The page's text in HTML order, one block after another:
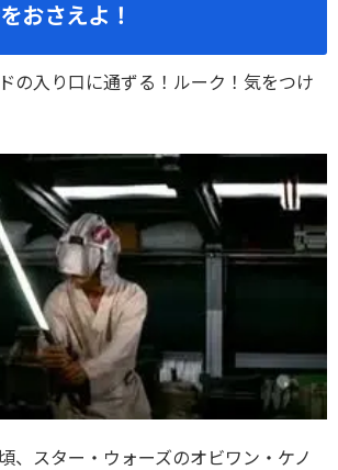
おさえよ！
の入り口に通ずる！ルーク！気をつけ
、スター・ウォーズのオビワン・ケノ